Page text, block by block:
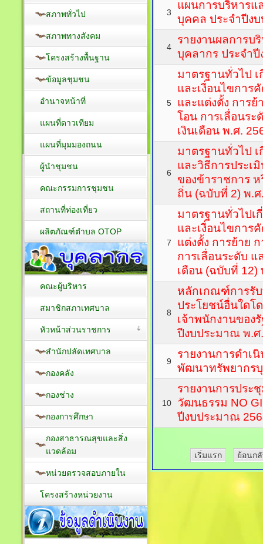
3
แผนการบริหาร
บุคคล ประจำปีง
4
รายงานผลการบ
บุคลากร ประจำ
5
มาตรฐานทั่วไป
และเงื่อนไขการ
และแต่งตั้ง การย้
โอน การเลื่อนระ
เงินเดือน พ.ศ.
6
มาตรฐานทั่วไป
และวิธีการประเ
ของข้าราชการ
ถิ่น (ฉบับที่ 2) พ.ศ
7
มาตรฐานทั่วไป
และเงื่อนไขการ
แต่งตั้ง การย้าย
การเลื่อนระดับ แ
เดือน (ฉบับที่ 12)
8
หลักเกณฑ์การรั
ประโยชน์อื่นใดโ
เจ้าพนักงานของ
ปีงบประมาณ พ.ศ
9
รายงานการดำเ
พัฒนาทรัพยากร
10
รายงานการประ
วัฒนธรรม NO
ปีงบประมาณ
เริ่มแรก ย้อนก
สภาพทั่วไป
สภาพทางสังคม
โครงสร้างพื้นฐาน
ข้อมูลชุมชน
อำนาจหน้าที่
แผนที่ดาวเทียม
แผนที่มุมมองถนน
ผู้นำชุมชน
คณะกรรมการชุมชน
สถานที่ท่องเที่ยว
ผลิตภัณฑ์ตำบล OTOP
คณะผู้บริหาร
สมาชิกสภาเทศบาล
หัวหน้าส่วนราชการ
สำนักปลัดเทศบาล
กองคลัง
กองช่าง
กองการศึกษา
กองสาธารณสุขและสิ่ง
แวดล้อม
หน่วยตรวจสอบภายใน
โครงสร้างหน่วยงาน